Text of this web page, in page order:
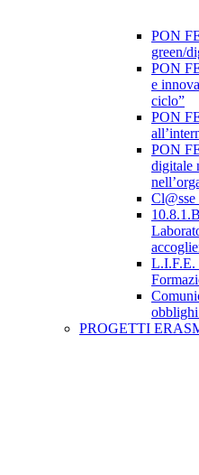
PON
green/
PON
e
ciclo”
PON
PON
digitale
L.I.F.E.
PROGETTI